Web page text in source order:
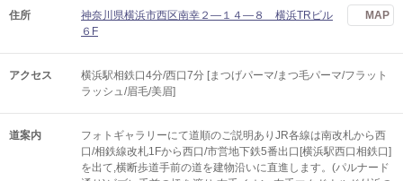
住所
神奈川県横浜市西区南幸２―１４―８ 横浜TRビル
６F
MAP
アクセス
横浜駅相鉄口4分/西口7分 [まつげパーマ/まつ毛パーマ/フラット
ラッシュ/眉毛/美眉]
道案内
フォトギャラリーにて道順のご説明ありJR各線は南改札から西
口/相鉄線改札1Fから西口/市営地下鉄5番出口[横浜駅西口相鉄口]
を出て,横断歩道手前の道を建物沿いに直進します。(パルナード